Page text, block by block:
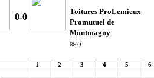
0-0
Toitures ProLemieux-
Promutuel de
Montmagny
(8-7)
1 2 3 4 5
6